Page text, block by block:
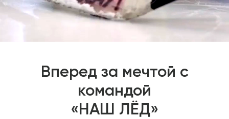
Вперед за мечтой с
командой
«НАШ ЛЁД»